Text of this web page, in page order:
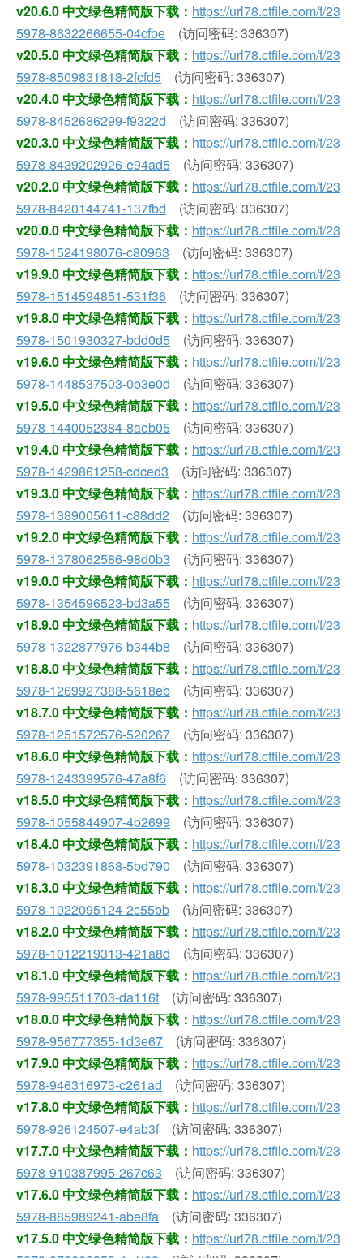
v20.6.0 中文绿色精简版下载： https://url78.ctfile.com/f/23
5978-8632266655-04cfbe (访问密码: 336307)
v20.5.0 中文绿色精简版下载： https://url78.ctfile.com/f/23
5978-8509831818-2fcfd5 (访问密码: 336307)
v20.4.0 中文绿色精简版下载： https://url78.ctfile.com/f/23
5978-8452686299-f9322d (访问密码: 336307)
v20.3.0 中文绿色精简版下载： https://url78.ctfile.com/f/23
5978-8439202926-e94ad5 (访问密码: 336307)
v20.2.0 中文绿色精简版下载： https://url78.ctfile.com/f/23
5978-8420144741-137fbd (访问密码: 336307)
v20.0.0 中文绿色精简版下载： https://url78.ctfile.com/f/23
5978-1524198076-c80963 (访问密码: 336307)
v19.9.0 中文绿色精简版下载： https://url78.ctfile.com/f/23
5978-1514594851-531f36 (访问密码: 336307)
v19.8.0 中文绿色精简版下载： https://url78.ctfile.com/f/23
5978-1501930327-bdd0d5 (访问密码: 336307)
v19.6.0 中文绿色精简版下载： https://url78.ctfile.com/f/23
5978-1448537503-0b3e0d (访问密码: 336307)
v19.5.0 中文绿色精简版下载： https://url78.ctfile.com/f/23
5978-1440052384-8aeb05 (访问密码: 336307)
v19.4.0 中文绿色精简版下载： https://url78.ctfile.com/f/23
5978-1429861258-cdced3 (访问密码: 336307)
v19.3.0 中文绿色精简版下载： https://url78.ctfile.com/f/23
5978-1389005611-c88dd2 (访问密码: 336307)
v19.2.0 中文绿色精简版下载： https://url78.ctfile.com/f/23
5978-1378062586-98d0b3 (访问密码: 336307)
v19.0.0 中文绿色精简版下载： https://url78.ctfile.com/f/23
5978-1354596523-bd3a55 (访问密码: 336307)
v18.9.0 中文绿色精简版下载： https://url78.ctfile.com/f/23
5978-1322877976-b344b8 (访问密码: 336307)
v18.8.0 中文绿色精简版下载： https://url78.ctfile.com/f/23
5978-1269927388-5618eb (访问密码: 336307)
v18.7.0 中文绿色精简版下载： https://url78.ctfile.com/f/23
5978-1251572576-520267 (访问密码: 336307)
v18.6.0 中文绿色精简版下载： https://url78.ctfile.com/f/23
5978-1243399576-47a8f6 (访问密码: 336307)
v18.5.0 中文绿色精简版下载： https://url78.ctfile.com/f/23
5978-1055844907-4b2699 (访问密码: 336307)
v18.4.0 中文绿色精简版下载： https://url78.ctfile.com/f/23
5978-1032391868-5bd790 (访问密码: 336307)
v18.3.0 中文绿色精简版下载： https://url78.ctfile.com/f/23
5978-1022095124-2c55bb (访问密码: 336307)
v18.2.0 中文绿色精简版下载： https://url78.ctfile.com/f/23
5978-1012219313-421a8d (访问密码: 336307)
v18.1.0 中文绿色精简版下载： https://url78.ctfile.com/f/23
5978-995511703-da116f (访问密码: 336307)
v18.0.0 中文绿色精简版下载： https://url78.ctfile.com/f/23
5978-956777355-1d3e67 (访问密码: 336307)
v17.9.0 中文绿色精简版下载： https://url78.ctfile.com/f/23
5978-946316973-c261ad (访问密码: 336307)
v17.8.0 中文绿色精简版下载： https://url78.ctfile.com/f/23
5978-926124507-e4ab3f (访问密码: 336307)
v17.7.0 中文绿色精简版下载： https://url78.ctfile.com/f/23
5978-910387995-267c63 (访问密码: 336307)
v17.6.0 中文绿色精简版下载： https://url78.ctfile.com/f/23
5978-885989241-abe8fa (访问密码: 336307)
v17.5.0 中文绿色精简版下载： https://url78.ctfile.com/f/23